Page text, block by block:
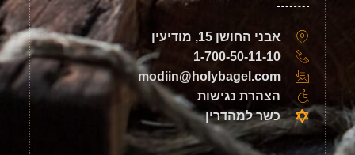
אבני החושן 15, מודיעין
1-700-50-11-10
modiin@holybagel.com
הצהרת נגישות
כשר למהדרין